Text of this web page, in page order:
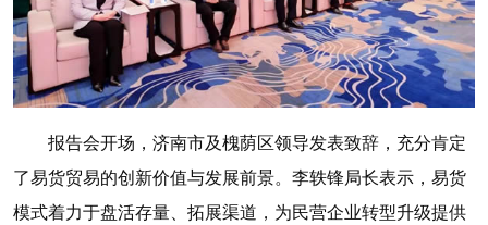
报告会开场，济南市及槐荫区领导发表致辞，充分肯定
了易货贸易的创新价值与发展前景。李轶锋局长表示，易货
模式着力于盘活存量、拓展渠道，为民营企业转型升级提供